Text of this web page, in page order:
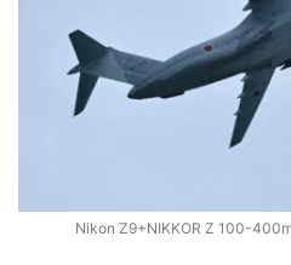
Nikon Z9+NIKKOR Z 100-